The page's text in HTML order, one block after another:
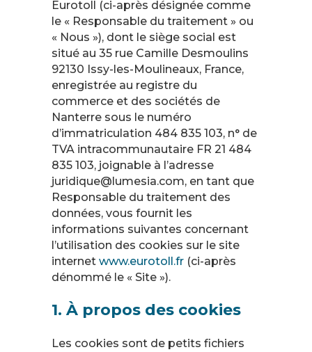
Eurotoll (ci-après désignée comme
le « Responsable du traitement » ou
« Nous »), dont le siège social est
situé au 35 rue Camille Desmoulins
92130 Issy-les-Moulineaux, France,
enregistrée au registre du
commerce et des sociétés de
Nanterre sous le numéro
d’immatriculation 484 835 103, n° de
TVA intracommunautaire FR 21 484
835 103, joignable à l’adresse
juridique@lumesia.com, en tant que
Responsable du traitement des
données, vous fournit les
informations suivantes concernant
l’utilisation des cookies sur le site
internet www.eurotoll.fr (ci-après
dénommé le « Site »).
1. À propos des cookies
Les cookies sont de petits fichiers